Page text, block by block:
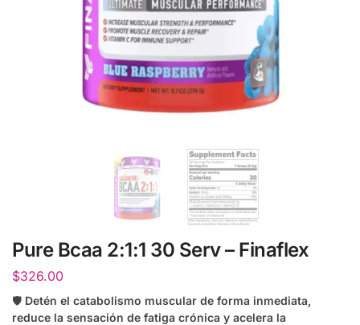
Pure Bcaa 2:1:1 30 Serv – Finaflex
$326.00
🛡️ Detén el catabolismo muscular de forma inmediata,
reduce la sensación de fatiga crónica y acelera la